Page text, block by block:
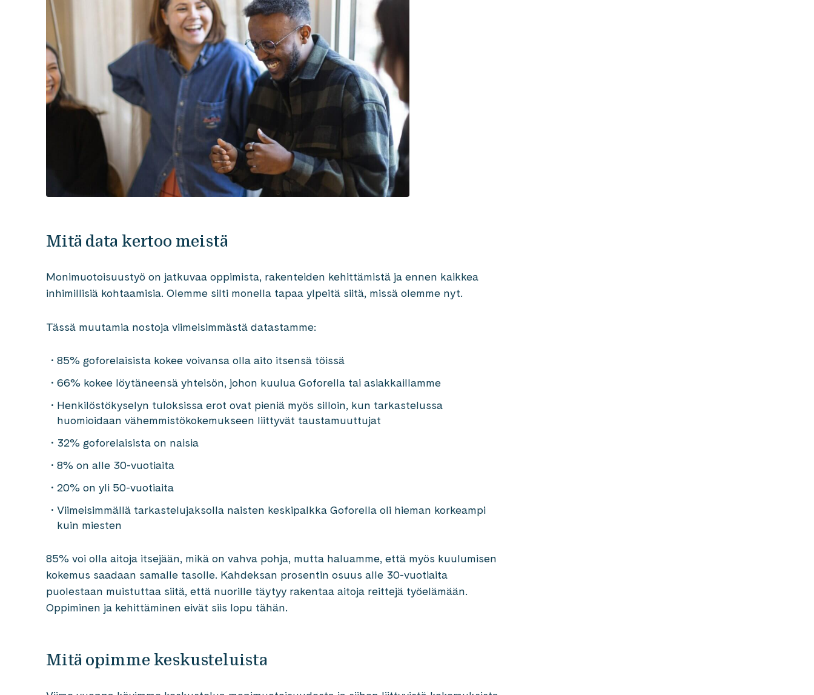
Mitä data kertoo meistä
Monimuotoisuustyö on jatkuvaa oppimista, rakenteiden kehittämistä ja ennen kaikkea
inhimillisiä kohtaamisia. Olemme silti monella tapaa ylpeitä siitä, missä olemme nyt.
Tässä muutamia nostoja viimeisimmästä datastamme:
85% goforelaisista kokee voivansa olla aito itsensä töissä
66% kokee löytäneensä yhteisön, johon kuulua Goforella tai asiakkaillamme
Henkilöstökyselyn tuloksissa erot ovat pieniä myös silloin, kun tarkastelussa
huomioidaan vähemmistökokemukseen liittyvät taustamuuttujat
32% goforelaisista on naisia
8% on alle 30-vuotiaita
20% on yli 50-vuotiaita
Viimeisimmällä tarkastelujaksolla naisten keskipalkka Goforella oli hieman korkeampi
kuin miesten
85% voi olla aitoja itsejään, mikä on vahva pohja, mutta haluamme, että myös kuulumisen
kokemus saadaan samalle tasolle. Kahdeksan prosentin osuus alle 30-vuotiaita
puolestaan muistuttaa siitä, että nuorille täytyy rakentaa aitoja reittejä työelämään.
Oppiminen ja kehittäminen eivät siis lopu tähän.
Mitä opimme keskusteluista